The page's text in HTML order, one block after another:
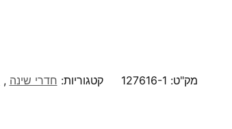
מק"ט: 127616-1 קטגוריות: חדרי שינה ,